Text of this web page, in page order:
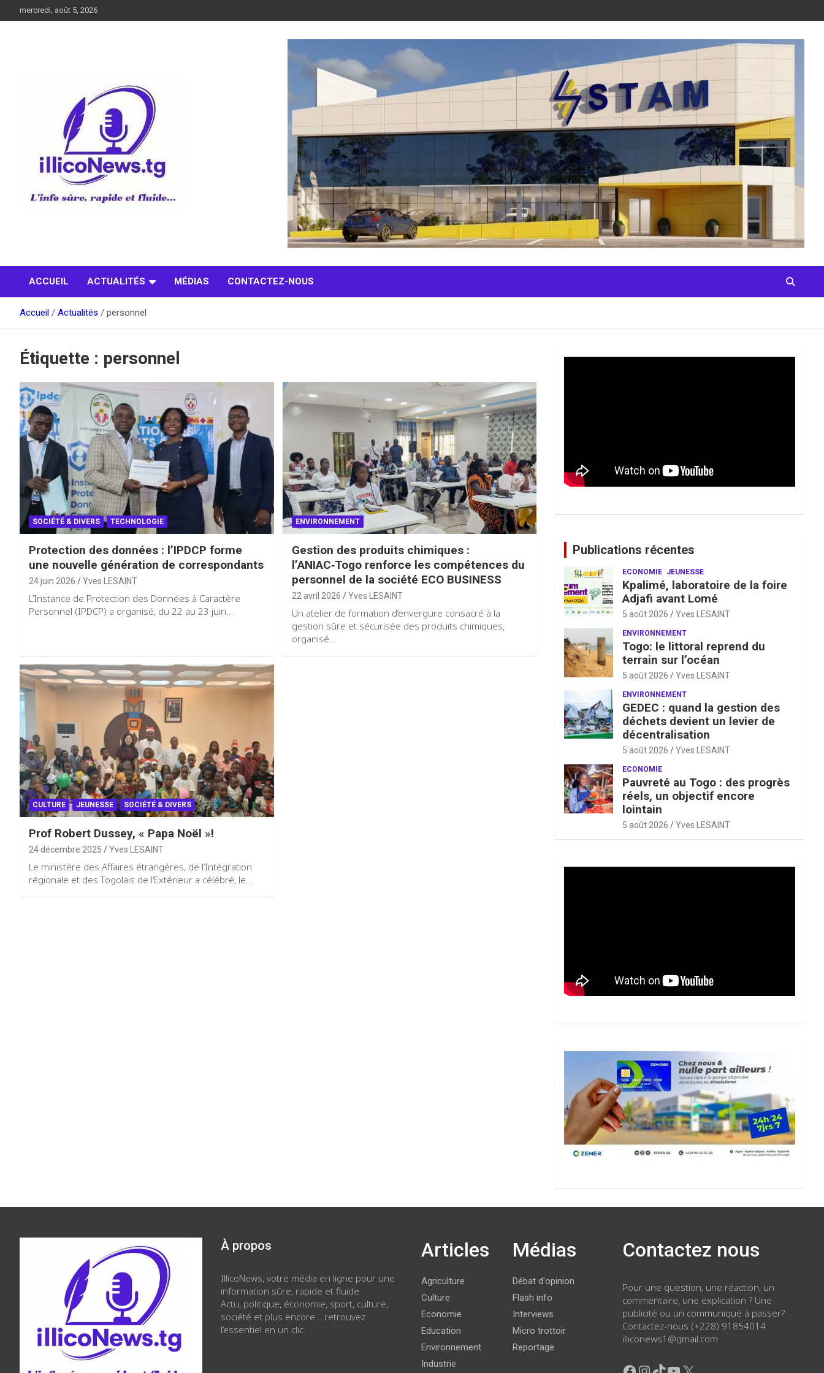
au
mercredi, août 5, 2026
ACCUEIL ACTUALITÉS MÉDIAS CONTACTEZ-NOUS
Accueil Actualités personnel
Étiquette : personnel
SOCIÉTÉ & DIVERS TECHNOLOGIE
Protection des données : l’IPDCP forme
une nouvelle génération de correspondants
24 juin 2026 Yves LESAINT
L’Instance de Protection des Données à Caractère
Personnel (IPDCP) a organisé, du 22 au 23 juin…
ENVIRONNEMENT
Gestion des produits chimiques :
l’ANIAC‑Togo renforce les compétences du
personnel de la société ECO BUSINESS
22 avril 2026 Yves LESAINT
Un atelier de formation d’envergure consacré à la
gestion sûre et sécurisée des produits chimiques,
organisé…
CULTURE JEUNESSE SOCIÉTÉ & DIVERS
Prof Robert Dussey, « Papa Noël »!
24 décembre 2025 Yves LESAINT
Le ministère des Affaires étrangères, de l’Intégration
régionale et des Togolais de l’Extérieur a célébré, le…
Publications récentes
ECONOMIE JEUNESSE
Kpalimé, laboratoire de la foire
Adjafi avant Lomé
5 août 2026 Yves LESAINT
ENVIRONNEMENT
Togo: le littoral reprend du
terrain sur l’océan
5 août 2026 Yves LESAINT
ENVIRONNEMENT
GEDEC : quand la gestion des
déchets devient un levier de
décentralisation
5 août 2026 Yves LESAINT
ECONOMIE
Pauvreté au Togo : des progrès
réels, un objectif encore
lointain
5 août 2026 Yves LESAINT
À propos
IllicoNews, votre média en ligne pour une
information sûre, rapide et fluide.
Actu, politique, économie, sport, culture,
société et plus encore… retrouvez
l’essentiel en un clic.
Articles
Agriculture
Culture
Economie
Education
Environnement
Industrie
Médias
Débat d'opinion
Flash info
Interviews
Micro trottoir
Reportage
Contactez nous
Pour une question, une réaction, un
commentaire, une explication ? Une
publicité ou un communiqué à passer?
Contactez-nous (+228) 91854014
illiconews1@gmail.com